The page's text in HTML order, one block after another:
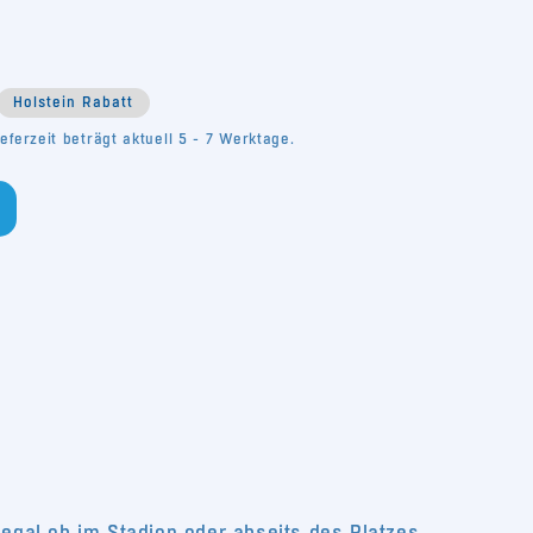
Holstein Rabatt
beträgt aktuell 5 - 7 Werktage.